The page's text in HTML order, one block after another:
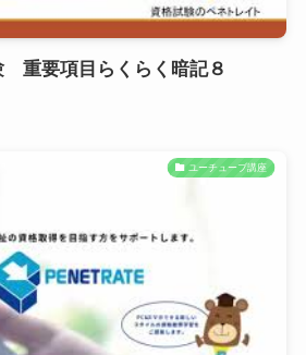
重要項目らくらく暗記８
ユーチューブ講座